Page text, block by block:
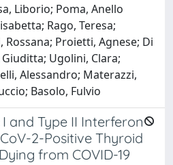
Liborio; Poma, Anello
Rago, Teresa;
Rossana; Proietti, Agnese; Di
Ugolini, Clara;
Alessandro; Materazzi,
Basolo, Fulvio
and Type II Interferon
2-Positive Thyroid
from COVID-19